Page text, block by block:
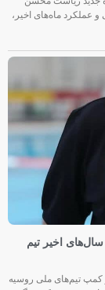
عملکرد ماه‌های اخیر،
اخیر تیم
کمپ تیم‌های ملی روسیه